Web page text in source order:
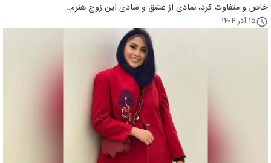
خاص و متفاوت کرد، نمادی از عشق و شادی این زوج هنرم…
۱۵ آذر ۱۴۰۴